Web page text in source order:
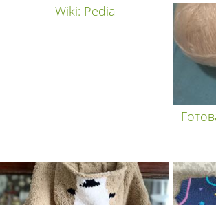
Wiki: Pedia